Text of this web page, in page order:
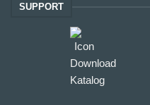
SUPPORT